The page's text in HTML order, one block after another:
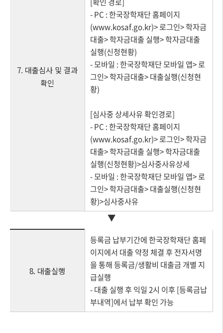
7. 대출심사 및 결과
확인
- PC : 한국장학재단 홈페이지
(www.kosaf.go.kr)> 로그인> 학자금
대출> 학자금대출 실행> 학자금대출
실행(신청현황)
- 모바일 : 한국장학재단 모바일 앱> 로
그인> 학자금대출> 대출실행(신청현
황)
[심사중 상세사유 확인경로]
- PC : 한국장학재단 홈페이지
(www.kosaf.go.kr)> 로그인> 학자금
대출> 학자금대출 실행> 학자금대출
실행(신청현황)>심사중사유상세
- 모바일 : 한국장학재단 모바일 앱> 로
그인> 학자금대출> 대출실행(신청현
황)>심사중사유
▼
8. 대출실행
등록금 납부기간에 한국장학재단 홈페
이지에서 대출 약정 체결 후 전자서명
을 통해 등록금/생활비 대출금 개별 지
급실행
- 대출 실행 후 익일 2시 이후 [등록금납
부내역]에서 납부 확인 가능